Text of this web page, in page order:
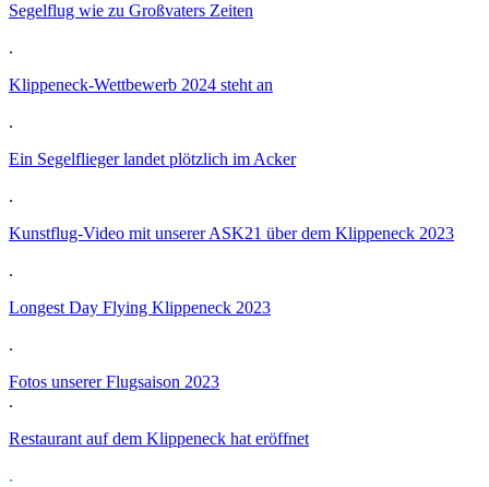
Segelflug wie zu Großvaters Zeiten
.
Klippeneck-Wettbewerb 2024 steht an
.
Ein Segelflieger landet plötzlich im Acker
.
Kunstflug-Video mit unserer ASK21 über dem Klippeneck 2023
.
Longest Day Flying Klippeneck 2023
.
Fotos unserer Flugsaison 2023
.
Restaurant auf dem Klippeneck hat eröffnet
.